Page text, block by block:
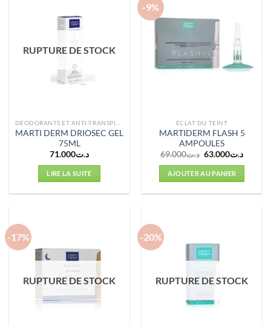
RUPTURE DE STOCK
MARTI DERM DRIOSEC GEL
75ML
د.ت71.000
LIRE LA SUITE
-9%
ÉCLAT DU TEINT
MARTIDERM FLASH 5
AMPOULES
د.ت69.000
Le
initial
était :
د.ت69.000.
د.ت63.000
Le
AJOUTER AU PANIER
-17%
RUPTURE DE STOCK
-20%
RUPTURE DE STOCK